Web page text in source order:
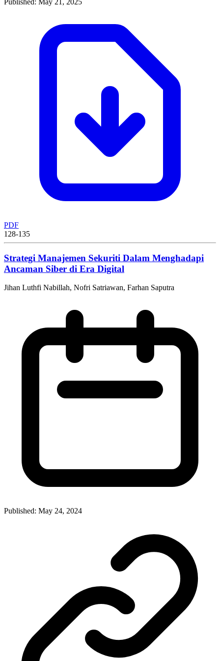
PDF
128-135
Strategi Manajemen Sekuriti Dalam Menghadapi
Ancaman Siber di Era Digital
Jihan Luthfi Nabillah, Nofri Satriawan, Farhan Saputra
Published: May 24, 2024